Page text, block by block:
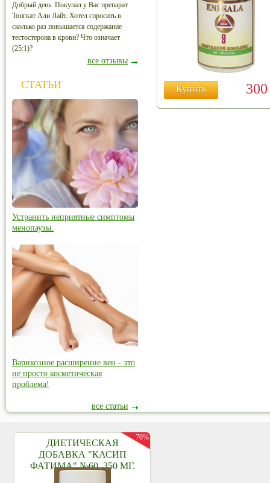
Купить
Добрый день. Покупал у Вас препарат
Тонгкат Али Лайт. Хотел спросить в
сколько раз повышается содержание
тестостерона в крови? Что означает
(25:1)?
все отзывы
СТАТЬИ
Устранить неприятные симптомы
менопаузы.
Варикозное расширение вен - это
не просто косметическая
проблема!
все статьи
ДИЕТИЧЕСКАЯ
ДОБАВКА "КАСИП
ФАТИМА" №60, 350 МГ.
70%